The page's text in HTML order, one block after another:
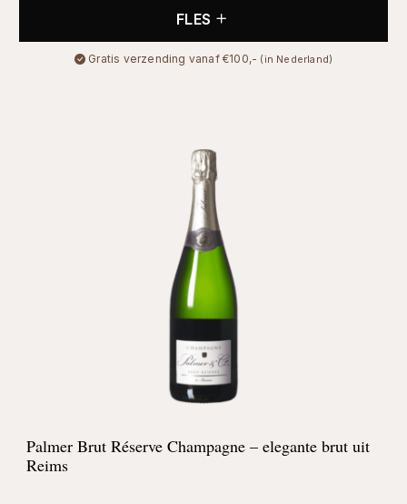
FLES
Gratis verzending vanaf €100,- (in Nederland)
Palmer Brut Réserve Champagne – elegante brut uit
Reims